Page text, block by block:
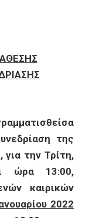
της
την Τρίτη,
ώρα 13:00,
καιρικών
2022